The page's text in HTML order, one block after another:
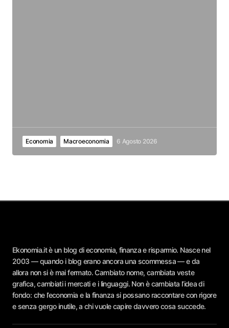
Economia Macroeconomia 6 Agosto 2026
Ekonomia.it è un blog di economia, finanza e risparmio. Nasce nel
2003 — quando i blog erano ancora una scommessa — e da
allora non si è mai fermato. Cambiato nome, cambiata veste
grafica, cambiati i mercati e i linguaggi. Non è cambiata l’idea di
fondo: che l’economia e la finanza si possano raccontare con rigore
e senza gergo inutile, a chi vuole capire davvero cosa succede.